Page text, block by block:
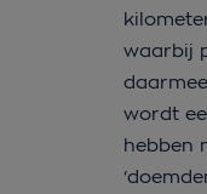
waarbij
wordt
hebben